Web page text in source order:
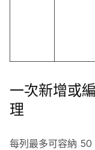
一次新增或
理
每列最多可容納 50